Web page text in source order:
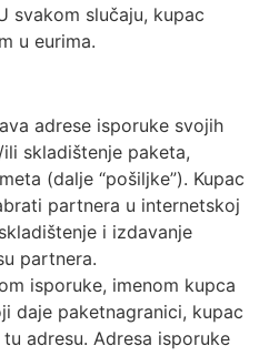
svakom slučaju, kupac
u eurima.
adrese isporuke svojih
skladištenje paketa,
(dalje “pošiljke”). Kupac
partnera u internetskoj
i izdavanje
partnera.
isporuke, imenom kupca
daje paketnagranici, kupac
adresu. Adresa isporuke